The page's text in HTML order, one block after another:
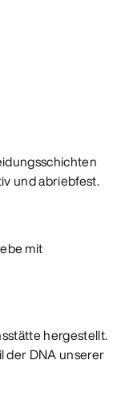
und abriebfest.
mit
hergestellt.
der DNA unserer